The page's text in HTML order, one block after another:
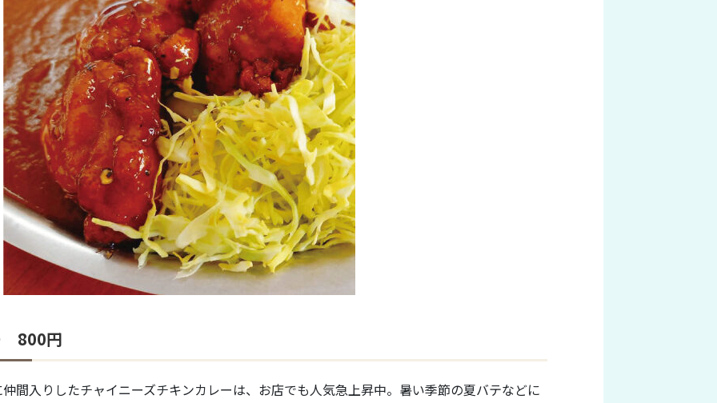
800円
間入りしたチャイニーズチキンカレーは、お店でも人気急上昇中。暑い季節の夏バテなどに